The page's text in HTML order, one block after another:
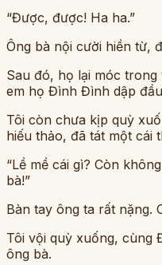
“Được, được! Ha ha.”
Ông bà nội cười hiền từ,
Sau đó, họ lại móc
em họ Đình Đình dập
Tôi còn chưa kịp quỳ
hiếu thảo, đã tát một cái
“Lề mề cái gì? Còn
bà!”
Bàn tay ông ta rất nặng.
Tôi vội quỳ xuống, cùng
ông bà.